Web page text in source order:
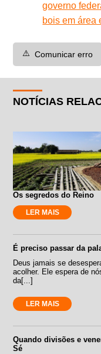
governo
bois em área
⚠️ Comunicar erro
NOTÍCIAS
Os segredos do Reino
LER MAIS
É preciso passar da
Deus jamais se
acolher. Ele espera de
da[...]
LER MAIS
Quando divisões e
Sé